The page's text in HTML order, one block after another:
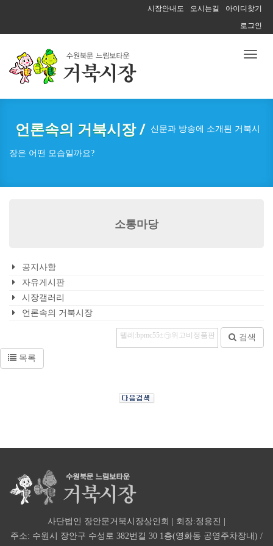
시장안내도 오시는길
아이디찾기
로그인
Toggle
언론속의 거북시장 / 신문과 방송에 소개된 거북시
장은 어떤 모습일까요?
소통마당
공지사항
자유게시판
시장갤러리
언론속의 거북시장
검색
목록
사단법인 장안문거북시장상인회 | 회장:정용진 |
주소: 수원시 장안구 수성로 382번길 30 1층(영화동 공영주차장내) /